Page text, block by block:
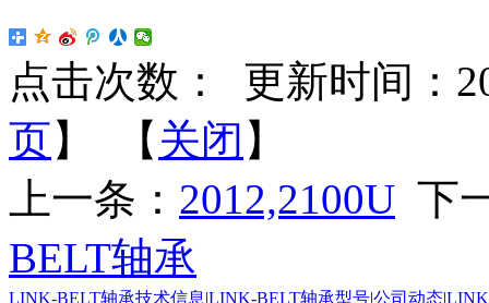
点击次数：
更新时间：
页】 【 关闭 】
上一条： 2012,2100U 下
BELT轴承
LINK-BELT轴承技术信息|LINK-BELT轴承型号|公司动态|